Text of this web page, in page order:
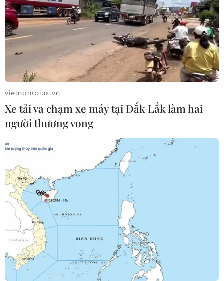
Tranh gốm dài nhất thế giới
xuống cấp nghiêm trọng
06/11/2019 22:19
Được khởi công từ năm 2007, hoàn thành vào đúng dịp
kỷ niệm 1.000 năm Thăng Long-Hà Nội và đã được
công nhận kỷ lục Guinness, con đường gốm sứ ven
sông Hồng đang bị xuống cấp nghiêm trọng.
vietnamplus.vn
Xe tải va chạm xe máy tại Đắk Lắk làm hai
người thương vong